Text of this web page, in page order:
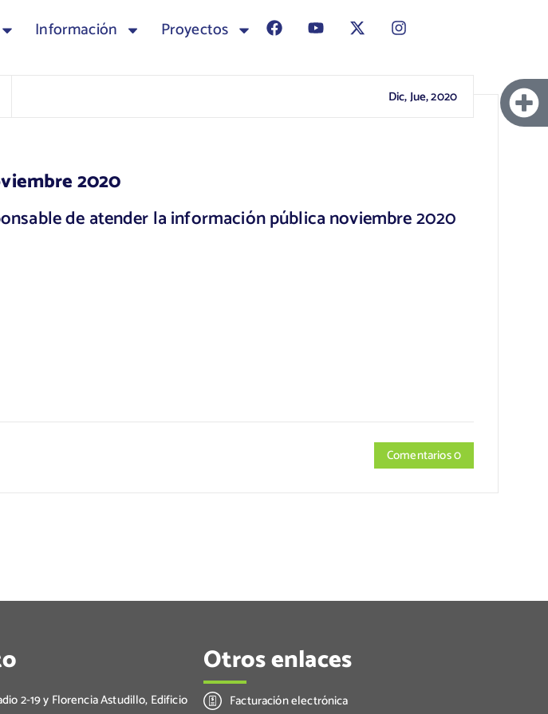
Información Proyectos
Dic, Jue, 2020
2020
de atender la información pública noviembre 2020
Comentarios 0
2-19 y Florencia Astudillo, Edificio
Otros enlaces
Facturación electrónica